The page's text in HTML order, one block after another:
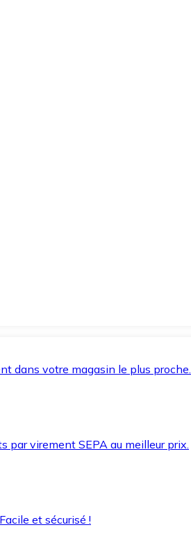
dans votre magasin le plus proche.
par virement SEPA au meilleur prix.
et sécurisé !